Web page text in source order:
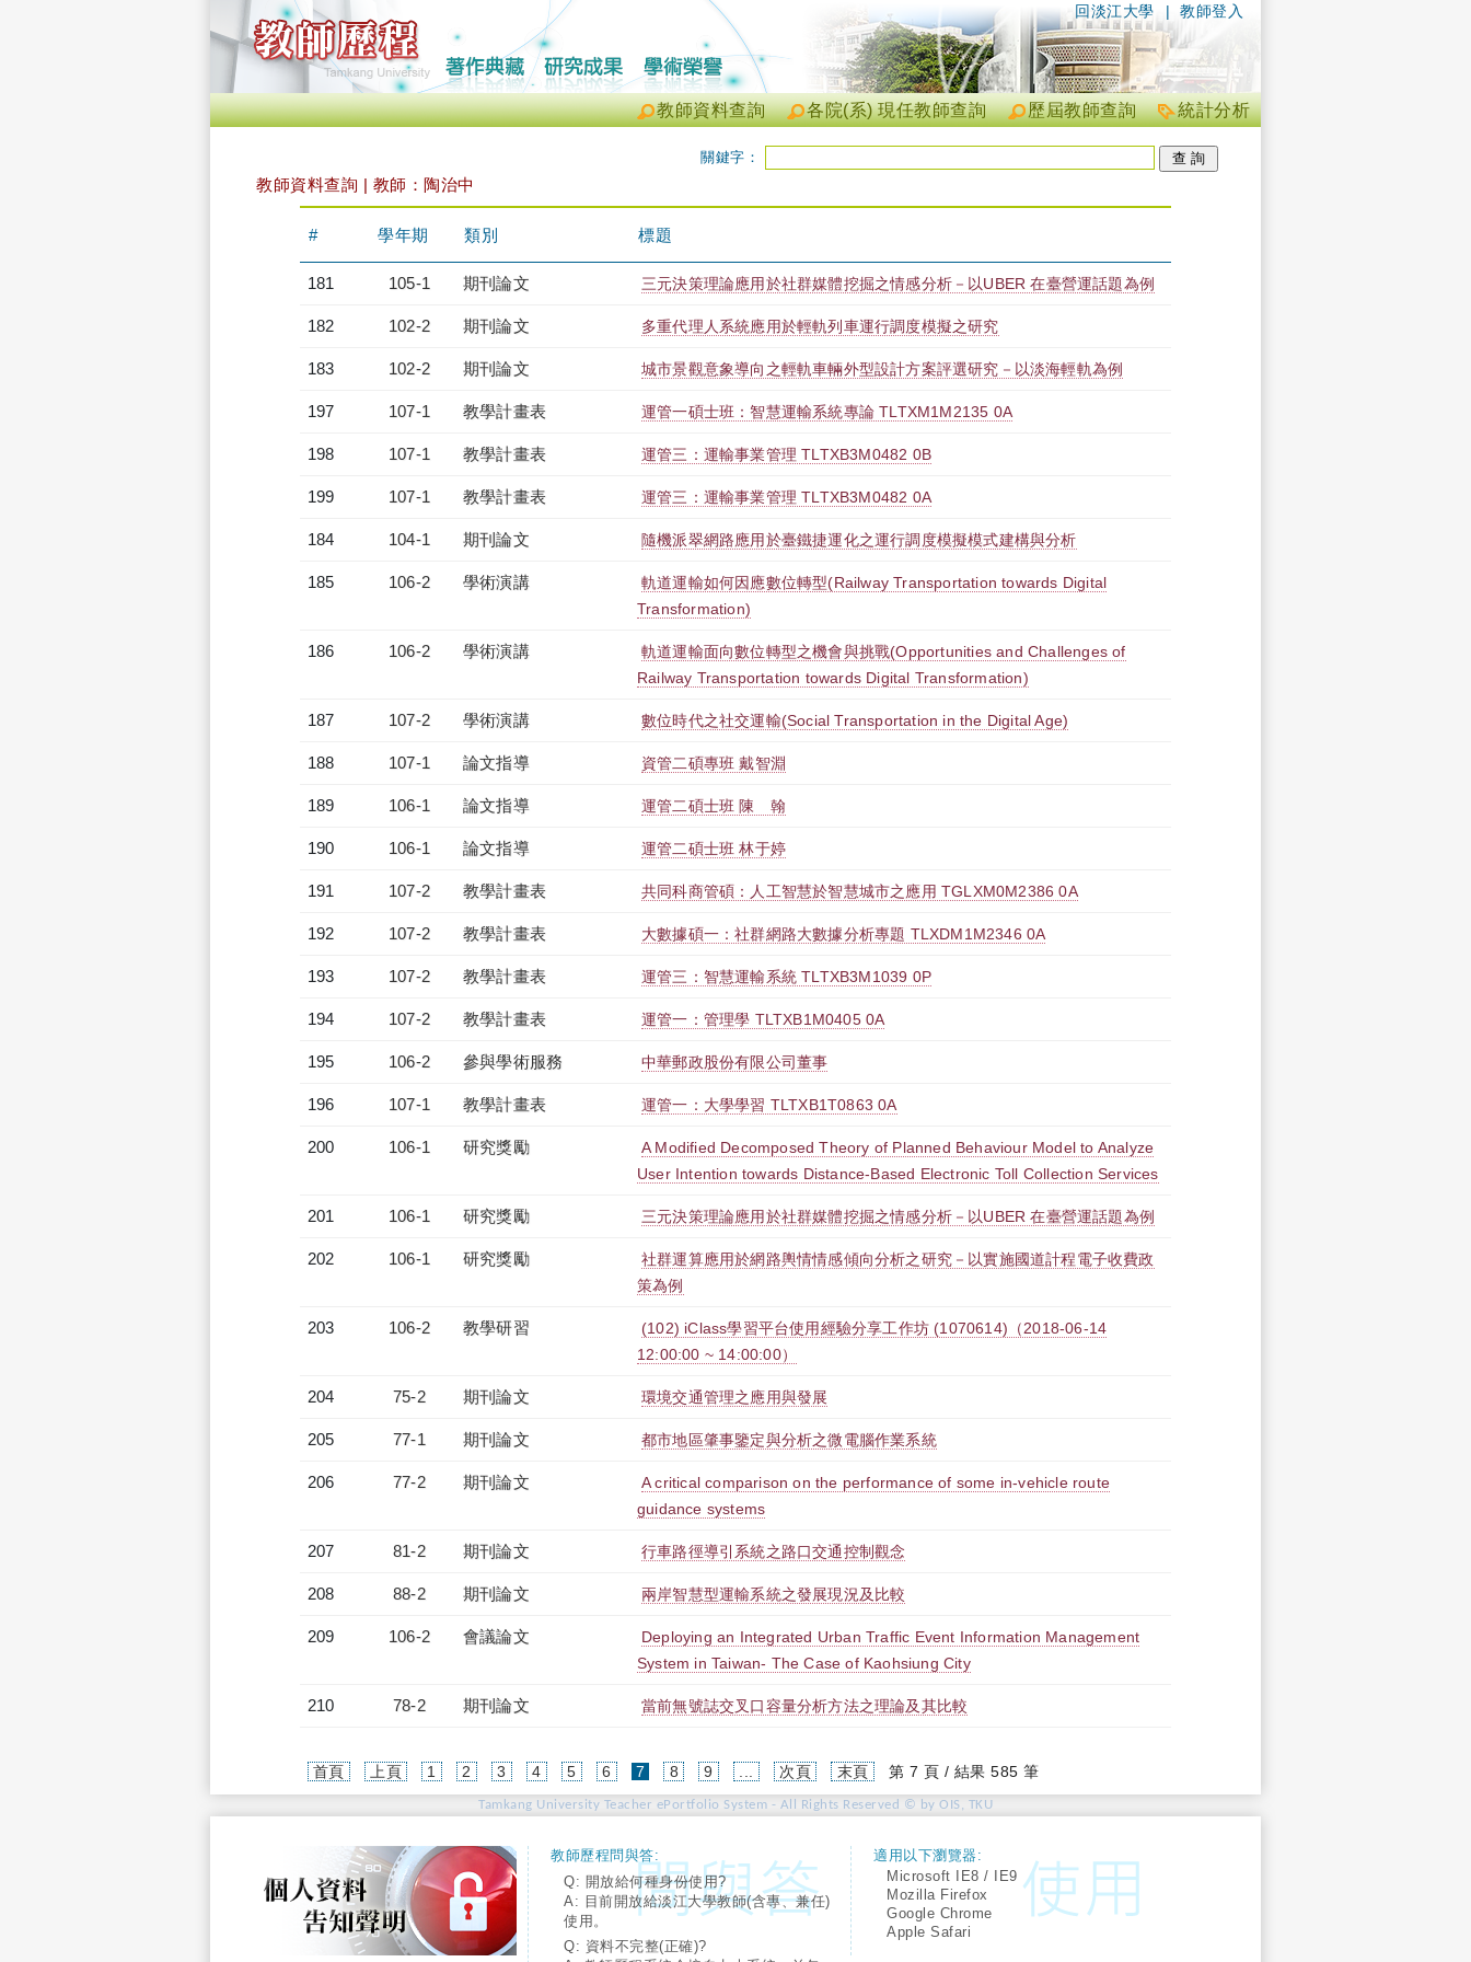
| 教師登入
回淡江大學
統計分析
歷屆教師查詢
各院(系) 現任教師查詢
教師資料查詢
關鍵字：
教師資料查詢 | 教師：陶治中
# 學年期 類別 標題
181 105-1 期刊論文 三元決策理論應用於社群媒體挖掘之情感分析－以UBER 在臺營運話題為例
182 102-2 期刊論文 多重代理人系統應用於輕軌列車運行調度模擬之研究
183 102-2 期刊論文 城市景觀意象導向之輕軌車輛外型設計方案評選研究－以淡海輕軌為例
197 107-1 教學計畫表 運管一碩士班：智慧運輸系統專論 TLTXM1M2135 0A
198 107-1 教學計畫表 運管三：運輸事業管理 TLTXB3M0482 0B
199 107-1 教學計畫表 運管三：運輸事業管理 TLTXB3M0482 0A
184 104-1 期刊論文 隨機派翠網路應用於臺鐵捷運化之運行調度模擬模式建構與分析
185 106-2 學術演講
軌道運輸如何因應數位轉型(Railway Transportation towards Digital
Transformation)
186 106-2 學術演講
軌道運輸面向數位轉型之機會與挑戰(Opportunities and Challenges of
Railway Transportation towards Digital Transformation)
187 107-2 學術演講 數位時代之社交運輸(Social Transportation in the Digital Age)
188 107-1 論文指導 資管二碩專班 戴智淵
189 106-1 論文指導 運管二碩士班 陳 翰
190 106-1 論文指導 運管二碩士班 林于婷
191 107-2 教學計畫表 共同科商管碩：人工智慧於智慧城市之應用 TGLXM0M2386 0A
192 107-2 教學計畫表 大數據碩一：社群網路大數據分析專題 TLXDM1M2346 0A
193 107-2 教學計畫表 運管三：智慧運輸系統 TLTXB3M1039 0P
194 107-2 教學計畫表 運管一：管理學 TLTXB1M0405 0A
195 106-2 參與學術服務 中華郵政股份有限公司董事
196 107-1 教學計畫表 運管一：大學學習 TLTXB1T0863 0A
200 106-1 研究獎勵
A Modified Decomposed Theory of Planned Behaviour Model to Analyze
User Intention towards Distance-Based Electronic Toll Collection Services
201 106-1 研究獎勵 三元決策理論應用於社群媒體挖掘之情感分析－以UBER 在臺營運話題為例
202 106-1 研究獎勵
社群運算應用於網路輿情情感傾向分析之研究－以實施國道計程電子收費政
策為例
203 106-2 教學研習
(102) iClass學習平台使用經驗分享工作坊 (1070614)（2018-06-14
12:00:00 ~ 14:00:00）
204 75-2 期刊論文 環境交通管理之應用與發展
205 77-1 期刊論文 都市地區肇事鑒定與分析之微電腦作業系統
206 77-2 期刊論文
A critical comparison on the performance of some in-vehicle route
guidance systems
207 81-2 期刊論文 行車路徑導引系統之路口交通控制觀念
208 88-2 期刊論文 兩岸智慧型運輸系統之發展現況及比較
209 106-2 會議論文
Deploying an Integrated Urban Traffic Event Information Management
System in Taiwan- The Case of Kaohsiung City
210 78-2 期刊論文 當前無號誌交叉口容量分析方法之理論及其比較
首頁 上頁 1 2 3 4 5 6 7 (current)
8 9 次頁 末頁 第 7 頁 / 結果 585 筆
Tamkang University Teacher ePortfolio System - All Rights Reserved © by OIS, TKU
教師歷程問與答:
Q: 開放給何種身份使用?
A: 目前開放給淡江大學教師(含專、兼任)
使用。
Q: 資料不完整(正確)?
適用以下瀏覽器:
Microsoft IE8 / IE9
Mozilla Firefox
Google Chrome
Apple Safari